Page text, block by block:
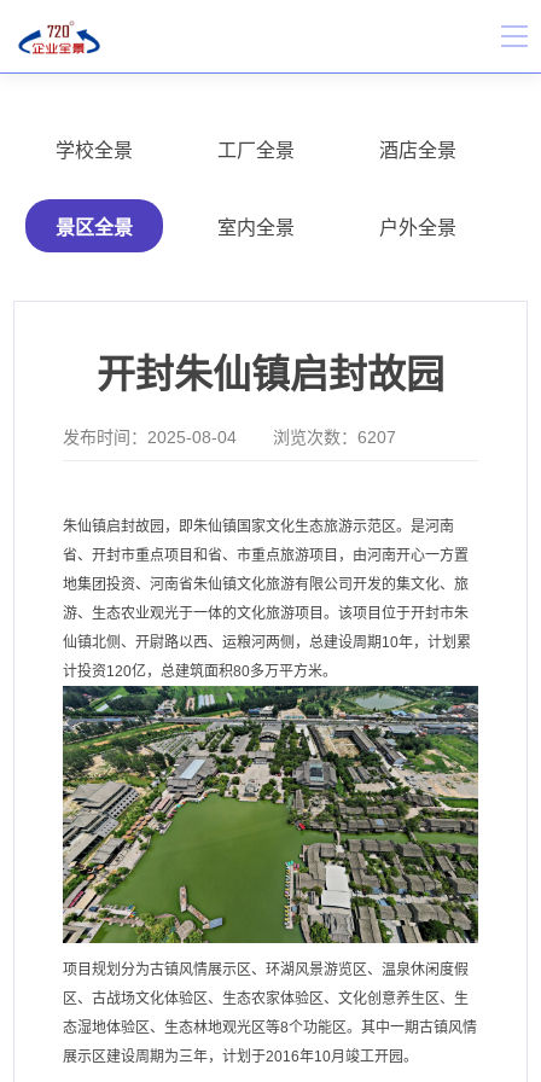
学校全景 工厂全景 酒店全景
景区全景 室内全景 户外全景
开封朱仙镇启封故园
发布时间： 2025-08-04 浏览次数：6207
朱仙镇启封故园，即朱仙镇国家文化生态旅游示范区。是河南
省、开封市重点项目和省、市重点旅游项目，由河南开心一方置
地集团投资、河南省朱仙镇文化旅游有限公司开发的集文化、旅
游、生态农业观光于一体的文化旅游项目。该项目位于开封市朱
仙镇北侧、开尉路以西、运粮河两侧，总建设周期10年，计划累
计投资120亿，总建筑面积80多万平方米。
项目规划分为古镇风情展示区、环湖风景游览区、温泉休闲度假
区、古战场文化体验区、生态农家体验区、文化创意养生区、生
态湿地体验区、生态林地观光区等8个功能区。其中一期古镇风情
展示区建设周期为三年，计划于2016年10月竣工开园。